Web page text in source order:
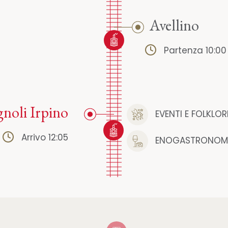
Avellino
Partenza 10:00
EVENTI E
Irpino
Arrivo 12:05